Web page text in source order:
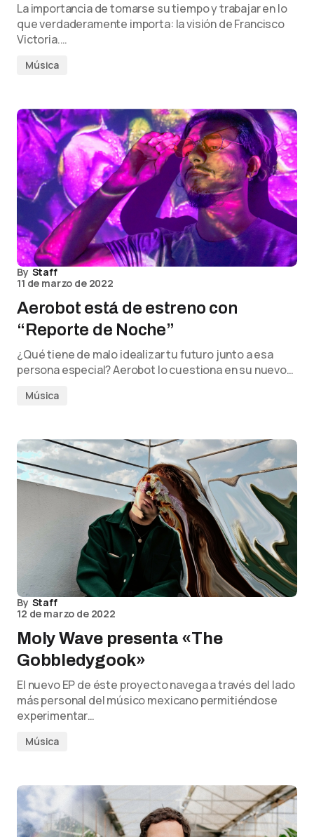
La importancia de tomarse su tiempo y trabajar en lo
que verdaderamente importa: la visión de Francisco
Victoria.…
Música
By Staff
11 de marzo de 2022
Aerobot está de estreno con
“Reporte de Noche”
¿Qué tiene de malo idealizar tu futuro junto a esa
persona especial? Aerobot lo cuestiona en su nuevo…
Música
By Staff
12 de marzo de 2022
Moly Wave presenta «The
Gobbledygook»
El nuevo EP de éste proyecto navega a través del lado
más personal del músico mexicano permitiéndose
experimentar…
Música